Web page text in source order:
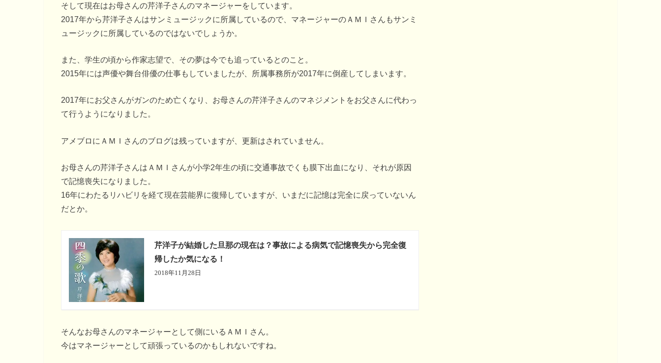
そして現在はお母さんの芹洋子さんのマネージャーをしています。
2017年から芹洋子さんはサンミュージックに所属しているので、マネージャーのＡＭＩさんもサンミ
ュージックに所属しているのではないでしょうか。
また、学生の頃から作家志望で、その夢は今でも追っているとのこと。
2015年には声優や舞台俳優の仕事もしていましたが、所属事務所が2017年に倒産してしまいます。
2017年にお父さんがガンのため亡くなり、お母さんの芹洋子さんのマネジメントをお父さんに代わっ
て行うようになりました。
アメブロにＡＭＩさんのブログは残っていますが、更新はされていません。
お母さんの芹洋子さんはＡＭＩさんが小学2年生の頃に交通事故でくも膜下出血になり、それが原因
で記憶喪失になりました。
16年にわたるリハビリを経て現在芸能界に復帰していますが、いまだに記憶は完全に戻っていないん
だとか。
芹洋子が結婚した旦那の現在は？事故による病気で記憶喪失から完全復
帰したか気になる！
2018年11月28日
そんなお母さんのマネージャーとして側にいるＡＭＩさん。
今はマネージャーとして頑張っているのかもしれないですね。